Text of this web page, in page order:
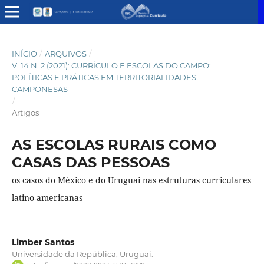
INÍCIO / ARQUIVOS /
V. 14 N. 2 (2021): CURRÍCULO E ESCOLAS DO CAMPO:
POLÍTICAS E PRÁTICAS EM TERRITORIALIDADES
CAMPONESAS
/
Artigos
AS ESCOLAS RURAIS COMO
CASAS DAS PESSOAS
os casos do México e do Uruguai nas estruturas curriculares
latino-americanas
Limber Santos
Universidade da República, Uruguai.